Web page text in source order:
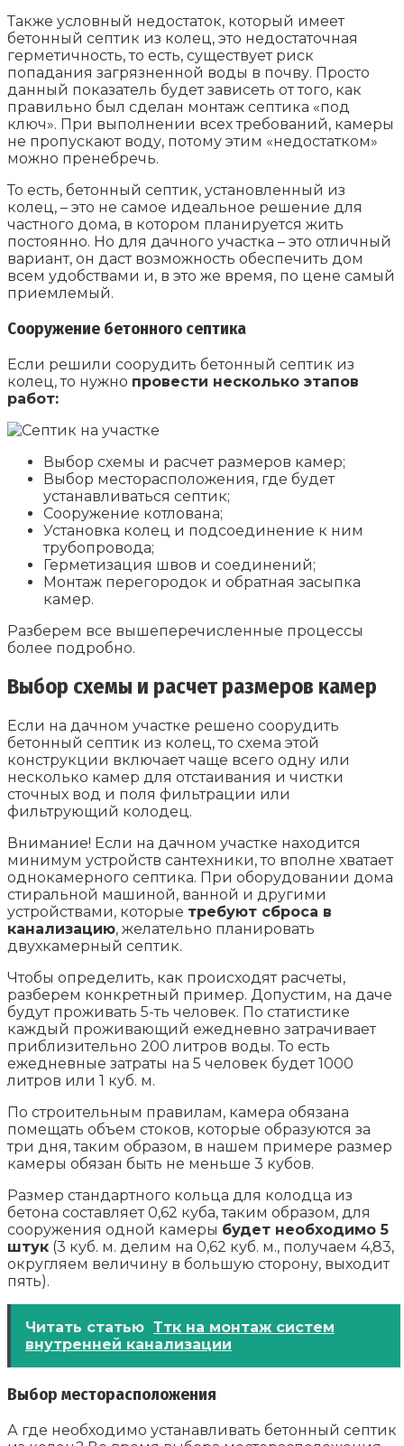
Также условный недостаток, который имеет
бетонный септик из колец, это недостаточная
герметичность, то есть, существует риск
попадания загрязненной воды в почву. Просто
данный показатель будет зависеть от того, как
правильно был сделан монтаж септика «под
ключ». При выполнении всех требований, камеры
не пропускают воду, потому этим «недостатком»
можно пренебречь.
То есть, бетонный септик, установленный из
колец, – это не самое идеальное решение для
частного дома, в котором планируется жить
постоянно. Но для дачного участка – это отличный
вариант, он даст возможность обеспечить дом
всем удобствами и, в это же время, по цене самый
приемлемый.
Сооружение бетонного септика
Если решили соорудить бетонный септик из
колец, то нужно провести несколько этапов
работ:
Выбор схемы и расчет размеров камер;
Выбор месторасположения, где будет
устанавливаться септик;
Сооружение котлована;
Установка колец и подсоединение к ним
трубопровода;
Герметизация швов и соединений;
Монтаж перегородок и обратная засыпка
камер.
Разберем все вышеперечисленные процессы
более подробно.
Выбор схемы и расчет размеров камер
Если на дачном участке решено соорудить
бетонный септик из колец, то схема этой
конструкции включает чаще всего одну или
несколько камер для отстаивания и чистки
сточных вод и поля фильтрации или
фильтрующий колодец.
Внимание! Если на дачном участке находится
минимум устройств сантехники, то вполне хватает
однокамерного септика. При оборудовании дома
стиральной машиной, ванной и другими
устройствами, которые требуют сброса в
канализацию, желательно планировать
двухкамерный септик.
Чтобы определить, как происходят расчеты,
разберем конкретный пример. Допустим, на даче
будут проживать 5-ть человек. По статистике
каждый проживающий ежедневно затрачивает
приблизительно 200 литров воды. То есть
ежедневные затраты на 5 человек будет 1000
литров или 1 куб. м.
По строительным правилам, камера обязана
помещать объем стоков, которые образуются за
три дня, таким образом, в нашем примере размер
камеры обязан быть не меньше 3 кубов.
Размер стандартного кольца для колодца из
бетона составляет 0,62 куба, таким образом, для
сооружения одной камеры будет необходимо 5
штук (3 куб. м. делим на 0,62 куб. м., получаем 4,83,
округляем величину в большую сторону, выходит
пять).
Читать статью Ттк на монтаж систем
внутренней канализации
Выбор месторасположения
А где необходимо устанавливать бетонный септик